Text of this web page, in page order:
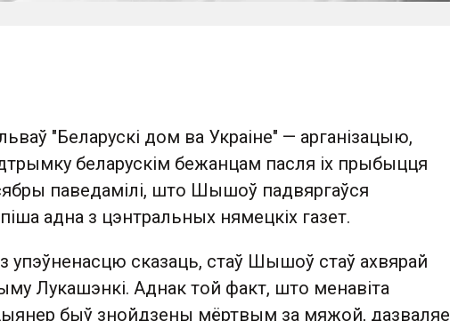
"Беларускі дом ва Украіне" — арганізацыю,
беларускім бежанцам пасля іх прыбыцця
паведамілі, што Шышоў падвяргаўся
адна з цэнтральных нямецкіх газет.
упэўненасцю сказаць, стаў Шышоў стаў ахвярай
Лукашэнкі. Аднак той факт, што менавіта
быў знойдзены мёртвым за мяжой, дазваляе